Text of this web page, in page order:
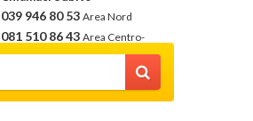
039 946 80 53 Area Nord
081 510 86 43 Area Centro-
Sud